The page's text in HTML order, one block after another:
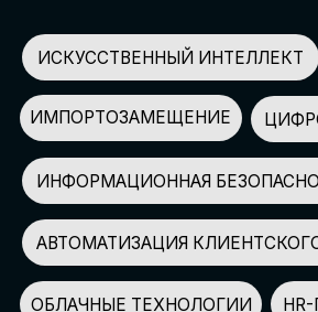
НЕЙРОСЕТИ ДЛЯ БИЗНЕСА
КЭДО АВТОМАТИЗАЦИЯ HR
АВТОМАТИЗАЦИЯ МАРКЕТИНГА И ПРОДАЖ
AI-АССИСТЕНТЫ
ЧАТ-БОТЫ
СПИКЕРОВ
150+